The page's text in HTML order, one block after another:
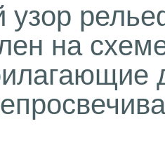
узор
на